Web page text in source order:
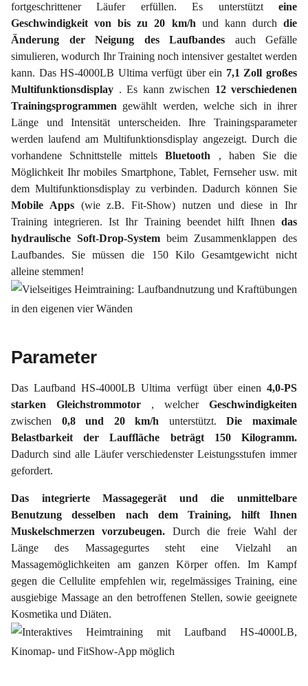
fortgeschrittener Läufer erfüllen. Es unterstützt eine
Geschwindigkeit von bis zu 20 km/h und kann durchdie
Änderung der Neigung des Laufbandes auch Gefälle
simulieren, wodurch Ihr Training noch intensiver gestaltet werden
kann. Das HS-4000LB Ultima verfügt über ein 7,1 Zoll großes
Multifunktionsdisplay . Es kann zwischen 12 verschiedenen
Trainingsprogrammen gewählt werden, welche sich in ihrer
Länge und Intensität unterscheiden. Ihre Trainingsparameter
werden laufend am Multifunktionsdisplay angezeigt. Durch die
vorhandene Schnittstelle mittelsBluetooth , haben Sie die
Möglichkeit Ihr mobiles Smartphone, Tablet, Fernseher usw. mit
dem Multifunktionsdisplay zu verbinden. Dadurch können Sie
Mobile Apps (wie z.B. Fit-Show) nutzen und diese in Ihr
Training integrieren. Ist Ihr Training beendet hilft Ihnen das
hydraulische Soft-Drop-System beim Zusammenklappen des
Laufbandes. Sie müssen die 150 Kilo Gesamtgewicht nicht
alleine stemmen!
Parameter
Das Laufband HS-4000LB Ultima verfügt über einen 4,0-PS
starken Gleichstrommotor , welcher Geschwindigkeiten
zwischen 0,8 und 20 km/h unterstützt.Die maximale
Belastbarkeit der Lauffläche beträgt 150 Kilogramm.
Dadurch sind alle Läufer verschiedenster Leistungsstufen immer
gefordert.
Das integrierteMassagegerät und die unmittelbare
Benutzung desselben nach dem Training, hilft Ihnen
Muskelschmerzen vorzubeugen. Durch die freie Wahl der
Länge des Massagegurtes steht eine Vielzahl an
Massagemöglichkeiten am ganzen Körper offen. Im Kampf
gegen die Cellulite empfehlen wir, regelmässiges Training, eine
ausgiebige Massage an den betroffenen Stellen, sowie geeignete
Kosmetika und Diäten.